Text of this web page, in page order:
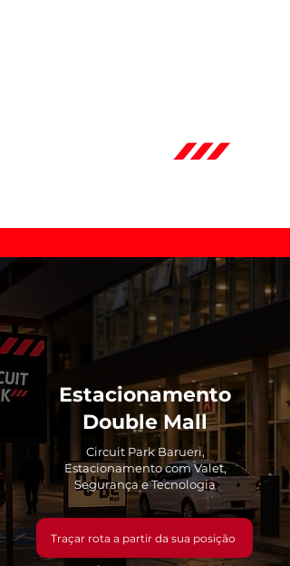
Estacionamento
Double Mall
Circuit Park Barueri,
Estacionamento com Valet,
Segurança e Tecnologia
Traçar rota a partir da sua posição